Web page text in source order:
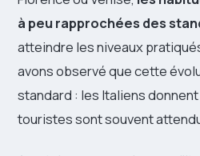
à peu rapprochées des
atteindre les niveaux
avons observé que cette
standard : les Italiens
touristes sont souvent